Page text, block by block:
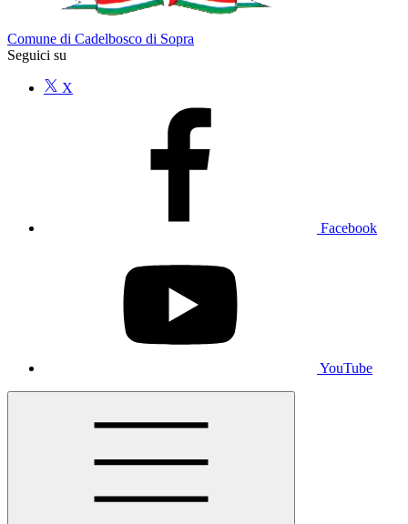
Comune di Cadelbosco di Sopra
Seguici su
X
Facebook
YouTube